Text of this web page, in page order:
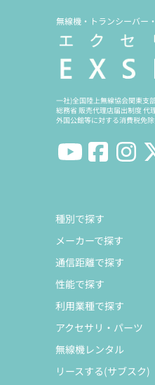
無線機・トランシーバー
一社)全国陸上無線協会関東支
総務省 販売代理店届出制度 代
外国公館等に対する消費税免
種別で探す
メーカーで探す
通信距離で探す
性能で探す
利用業種で探す
アクセサリ・パーツ
無線機レンタル
リースする(サブスク)